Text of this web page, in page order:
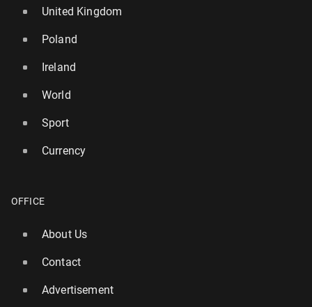
United Kingdom
Poland
Ireland
World
Sport
Currency
OFFICE
About Us
Contact
Advertisement